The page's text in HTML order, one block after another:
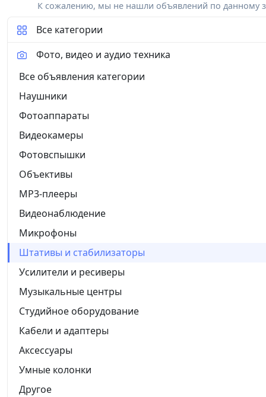
К сожалению, мы не нашли объявлений по данному
Все категории
Фото, видео и аудио техника
Все объявления категории
Наушники
Фотоаппараты
Видеокамеры
Фотовспышки
Объективы
MP3-плееры
Видеонаблюдение
Микрофоны
Штативы и стабилизаторы
Усилители и ресиверы
Музыкальные центры
Студийное оборудование
Кабели и адаптеры
Аксессуары
Умные колонки
Другое